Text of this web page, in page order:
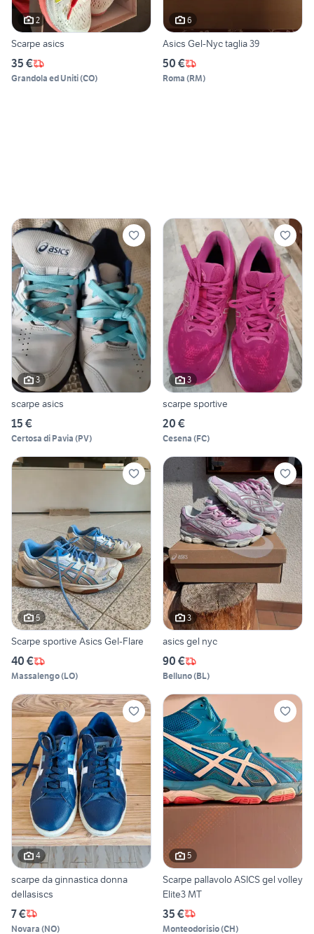
2
Scarpe asics
35 €
Grandola ed Uniti(CO)
6
Asics Gel-Nyc taglia 39
50 €
Roma (RM)
3
scarpe asics
15 €
Certosa di Pavia (PV)
3
scarpe sportive
20 €
Cesena (FC)
5
Scarpe sportive Asics Gel-Flare
40 €
Massalengo(LO)
3
asics gel nyc
90 €
Belluno(BL)
4
scarpe da ginnastica donna
dellasiscs
7 €
Novara (NO)
5
Scarpe pallavolo ASICS gel volley
Elite3 MT
35 €
Monteodorisio(CH)